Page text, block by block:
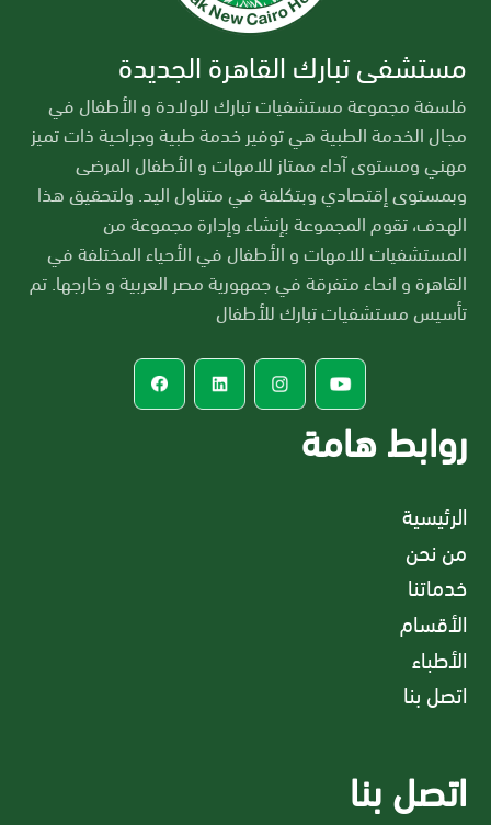
اتصل بنا
روابط هامة
الرئيسية
من نحن
خدماتنا
الأقسام
الأطباء
اتصل بنا
مستشفى تبارك القاهرة الجديدة
فلسفة مجموعة مستشفيات تبارك للولادة و الأطفال في
مجال الخدمة الطبية هي توفير خدمة طبية وجراحية ذات تميز
مهني ومستوى آداء ممتاز للامهات و الأطفال المرضى
وبمستوى إقتصادي وبتكلفة في متناول اليد. ولتحقيق هذا
الهدف، تقوم المجموعة بإنشاء وإدارة مجموعة من
المستشفيات للامهات و الأطفال في الأحياء المختلفة في
القاهرة و انحاء متفرقة في جمهورية مصر العربية و خارجها. تم
تأسيس مستشفيات تبارك للأطفال